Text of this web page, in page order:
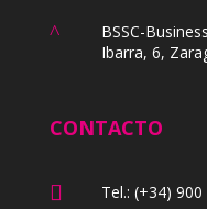
^
BSSC-
Ibarra, 6,
CONTACTO
 Tel.: (+34)